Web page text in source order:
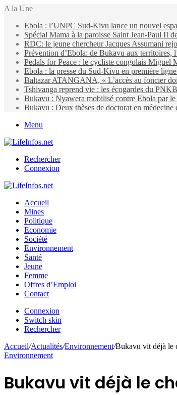
A la Une
Ebola : l’UNPC Sud-Kivu lance un nouvel
Spécial Mama à la paroisse Saint Jean-Paul II
RDC: le jeune chercheur Jacques Assumani
Prévention d’Ebola: de Bukavu aux territoires,
Pedals for Peace : le cycliste congolais Miguel
Ebola : la presse du Sud-Kivu en première
Baltazar ATANGANA, « L’accès au foncier
Tshivanga reprend vie : les écogardes du
Bukavu : Nyawera mobilisé contre Ebola par
Bukavu : Deux thèses de doctorat en
Menu
Rechercher
Connexion
Accueil
Mines
Politique
Economie
Société
Environnement
Santé
Jeune
Femme
Offres d’Emploi
Contact
Connexion
Switch skin
Rechercher
Accueil/Actualités/Environnement/Bukavu vit déjà le
Environnement
Bukavu vit déjà le